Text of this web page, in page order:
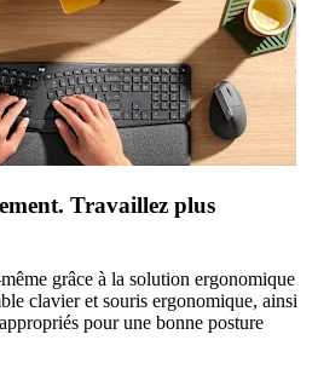
Travaillez plus
grâce à la solution ergonomique
clavier et souris ergonomique, ainsi
pour une bonne posture